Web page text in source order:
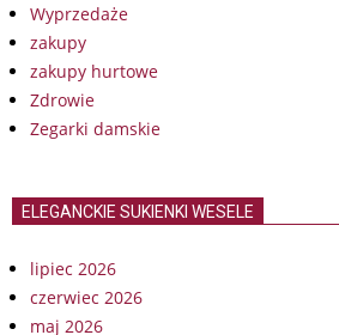
Wyprzedaże
zakupy
zakupy hurtowe
Zdrowie
Zegarki damskie
ELEGANCKIE SUKIENKI WESELE
lipiec 2026
czerwiec 2026
maj 2026